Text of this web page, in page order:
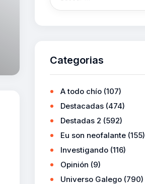
Categorias
A todo chío (107)
Destacadas (474)
Destadas 2 (592)
Eu son neofalante (155)
Investigando (116)
Opinión (9)
Universo Galego (790)